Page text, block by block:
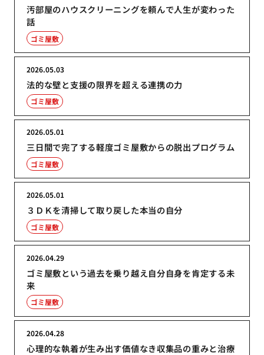
汚部屋のハウスクリーニングを頼んで人生が変わった
話
ゴミ屋敷
法的な壁と支援の限界を超える連携の力
2026.05.03
ゴミ屋敷
三日間で完了する軽度ゴミ屋敷からの脱出プログラム
2026.05.01
ゴミ屋敷
３ＤＫを清掃して取り戻した本当の自分
2026.05.01
ゴミ屋敷
ゴミ屋敷という過去を乗り越え自分自身を肯定する未
来
2026.04.29
ゴミ屋敷
心理的な執着が生み出す価値なき収集品の重みと治療
2026.04.28